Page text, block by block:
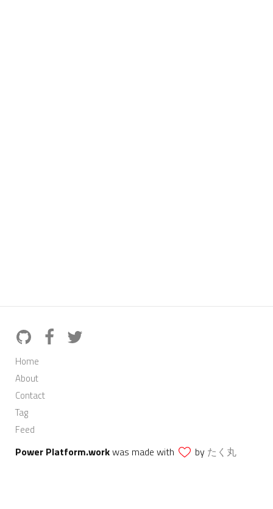
Home
About
Contact
Tag
Feed
Power Platform.workwas made with by たく丸